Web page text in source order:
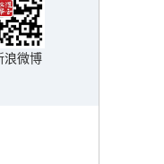
浪微博